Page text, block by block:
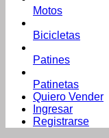
Motos
Bicicletas
Patines
Patinetas
Quiero Vender
Ingresar
Registrarse